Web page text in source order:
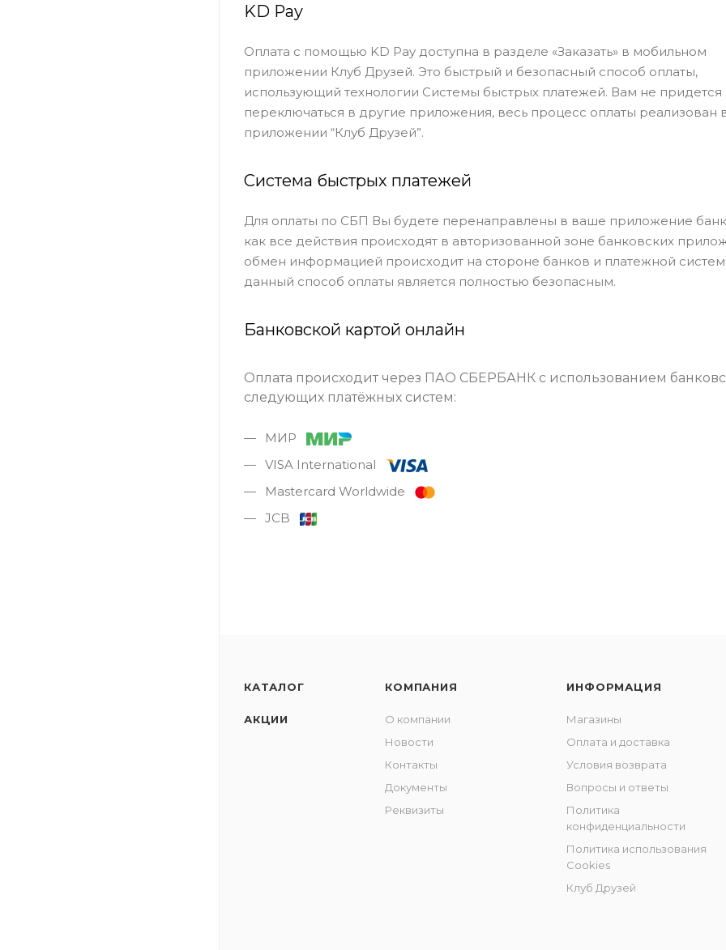
KD Pay
Оплата с помощью KD Pay доступна в разделе «Заказать» в мобильном
приложении Клуб Друзей. Это быстрый и безопасный способ оплаты,
использующий технологии Системы быстрых платежей. Вам не придется
переключаться в другие приложения, весь процесс оплаты реализован
приложении “Клуб Друзей”.
Система быстрых платежей
Для оплаты по СБП Вы будете перенаправлены в ваше приложение
как все действия происходят в авторизованной зоне банковских
обмен информацией происходит на стороне банков и платежной
данный способ оплаты является полностью безопасным.
Банковской картой онлайн
Оплата происходит через ПАО СБЕРБАНК с использованием
следующих платёжных систем:
МИР
VISA International
Mastercard Worldwide
JCB
КАТАЛОГ
АКЦИИ
КОМПАНИЯ
О компании
Новости
Контакты
Документы
Реквизиты
ИНФОРМАЦИЯ
Магазины
Оплата и доставка
Условия возврата
Вопросы и ответы
Политика
конфиденциальности
Политика использования
Cookies
Клуб Друзей